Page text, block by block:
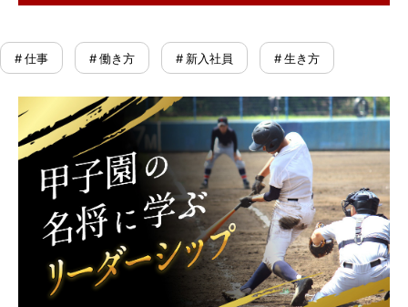
# 仕事 # 働き方 # 新入社員 # 生き方